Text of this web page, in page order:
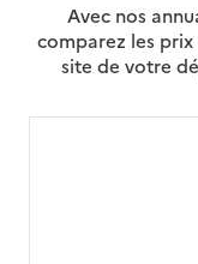
Avec nos
comparez les prix
site de votre